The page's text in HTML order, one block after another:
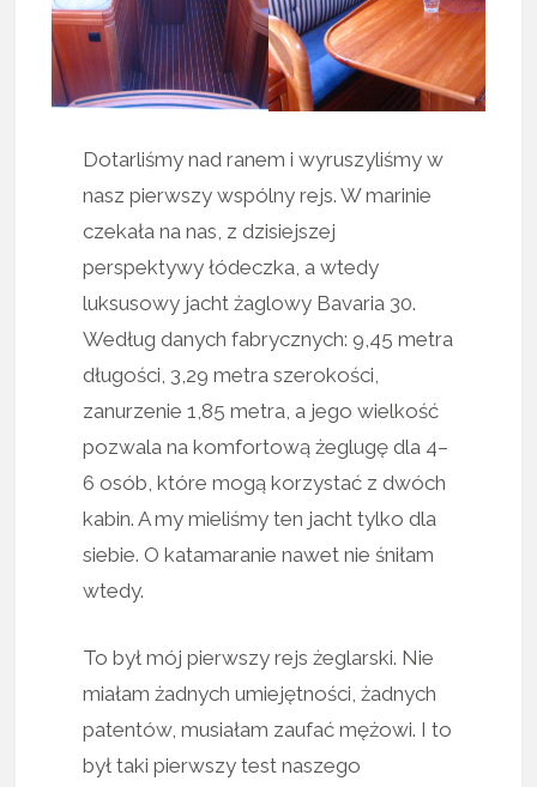
Dotarliśmy nad ranem i wyruszyliśmy w
nasz pierwszy wspólny rejs. W marinie
czekała na nas, z dzisiejszej
perspektywy łódeczka, a wtedy
luksusowy jacht żaglowy Bavaria 30.
Według danych fabrycznych: 9,45 metra
długości, 3,29 metra szerokości,
zanurzenie 1,85 metra, a jego wielkość
pozwala na komfortową żeglugę dla 4–
6 osób, które mogą korzystać z dwóch
kabin. A my mieliśmy ten jacht tylko dla
siebie. O katamaranie nawet nie śniłam
wtedy.
To był mój pierwszy rejs żeglarski. Nie
miałam żadnych umiejętności, żadnych
patentów, musiałam zaufać mężowi. I to
był taki pierwszy test naszego